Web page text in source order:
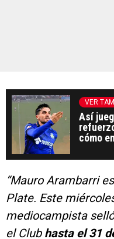
VER
Así
cómo
“Mauro Arambarri
Plate. Este
mediocampista
el Club hasta el 31